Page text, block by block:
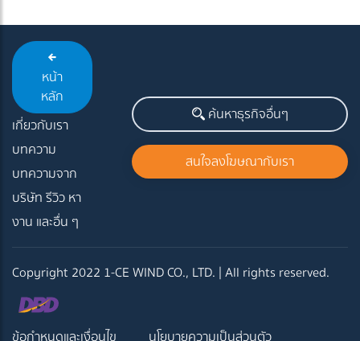
หน้า
หลัก
เกี่ยวกับเรา
บทความ
บทความจาก
บริษัท รีวิว หา
งาน และอื่น ๆ
ค้นหาธุรกิจอื่นๆ
สนใจลงโฆษณากับเรา
Copyright 2022 1-CE WIND CO., LTD. | All rights reserved.